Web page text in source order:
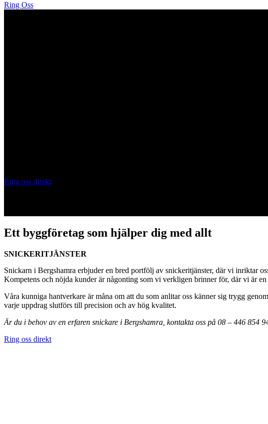
Ring Oss
Ring oss direkt
Ett byggföretag som hjälper dig med allt
SNICKERITJÄNSTER
Snickarn i Bergshamra erbjuder en bred portfölj av snickeritjänster, där vi inriktar
Kompetens och nöjda kunder är någonting som vi verkligen brinner för, där vi är
Våra kunniga hantverkare är måna om att du som anlitar oss känner sig trygg
varje uppdrag slutförs till precision och av hög kvalitet.
Är du i behov av en erfaren snickare i Bergshamra, kontakta oss på 08 – 446 854
Ring oss direkt